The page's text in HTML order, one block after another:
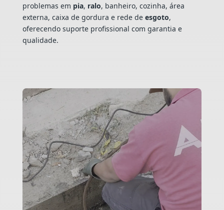
problemas em pia, ralo, banheiro, cozinha, área
externa, caixa de gordura e rede de esgoto,
oferecendo suporte profissional com garantia e
qualidade.